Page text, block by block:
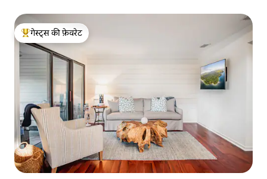
गेस्ट्स का टॉप फ़ेवरेट
गेस्ट्स की फ़ेवरेट